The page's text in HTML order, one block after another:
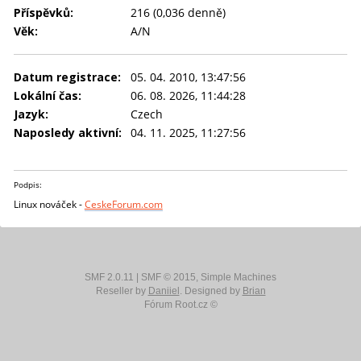
Příspěvků:
216 (0,036 denně)
Věk:
A/N
Datum registrace:
05. 04. 2010, 13:47:56
Lokální čas:
06. 08. 2026, 11:44:28
Jazyk:
Czech
Naposledy aktivní:
04. 11. 2025, 11:27:56
Podpis:
Linux nováček -CeskeForum.com
SMF 2.0.11 SMF © 2015, Simple Machines
Reseller by Daniiel . Designed by Brian
Fórum Root.cz ©